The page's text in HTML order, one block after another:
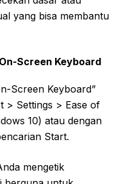
yang bisa membantu
Screen Keyboard
Screen Keyboard”
> Settings > Ease of
10) atau dengan
Start.
mengetik